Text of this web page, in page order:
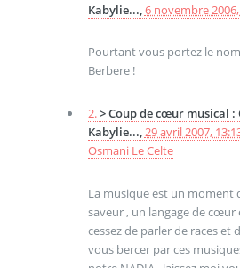
Kabylie..., 6 novembre
Pourtant vous portez le
Berbere !
2.> Coup de cœur musical :
Kabylie...,29 avril 2007,
Osmani Le Celte
La musique est un moment
saveur , un langage de cœur
cessez de parler de races et
vous bercer par ces